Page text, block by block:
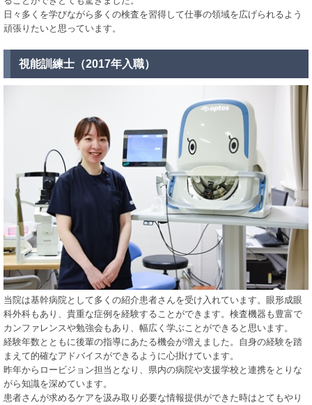
日々多くを学びながら多くの検査を習得して仕事の領域を広げられるよう
頑張りたいと思っています。
視能訓練士（2017年入職）
当院は基幹病院として多くの紹介患者さんを受け入れています。眼形成眼
科外科もあり、貴重な症例を経験することができます。検査機器も豊富で
カンファレンスや勉強会もあり、幅広く学ぶことができると思います。
経験年数とともに後輩の指導にあたる機会が増えました。自身の経験を踏
まえて的確なアドバイスができるように心掛けています。
昨年からロービジョン担当となり、県内の病院や支援学校と連携をとりな
がら知識を深めています。
患者さんが求めるケアを汲み取り必要な情報提供ができた時はとてもやり